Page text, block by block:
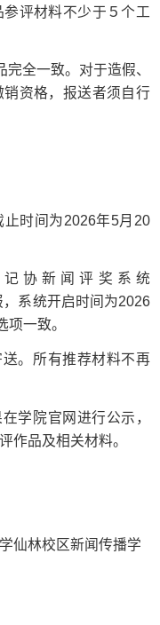
评材料不少于５个工
全一致。对于造假、
资格，报送者须自行
止时间为2026年5月 20
协新闻评奖系统
，系统开启时间为2026
项一致。
送。所有推荐材料不再
学院官网进行公示，
作品及相关材料。
仙林校区新闻传播学